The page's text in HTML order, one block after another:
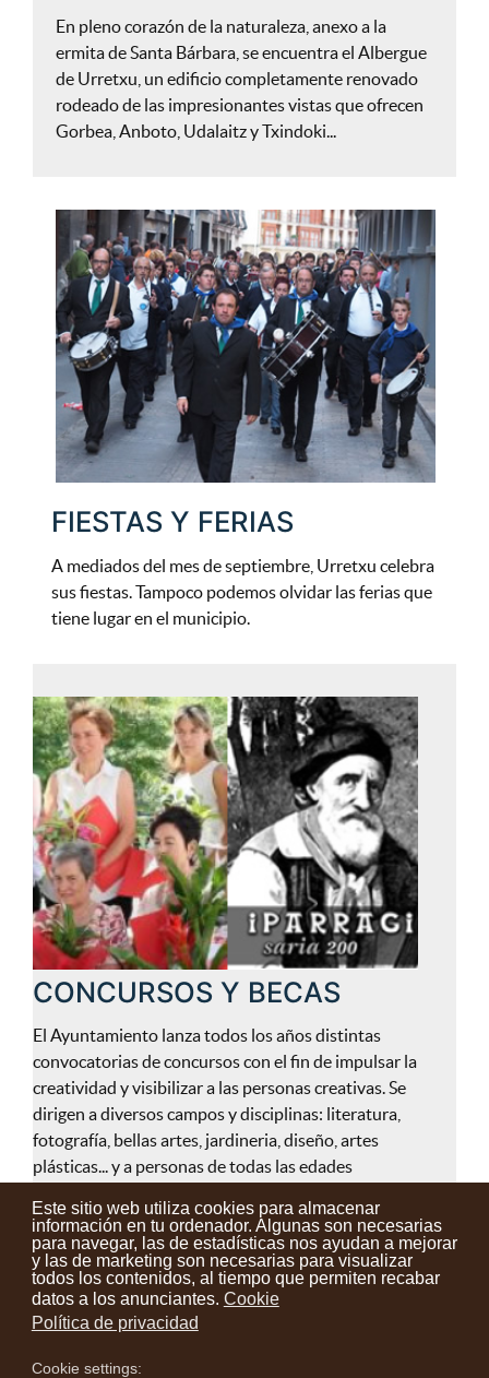
Este sitio web utiliza cookies para almacenar
información en tu ordenador. Algunas son necesarias
para navegar, las de estadísticas nos ayudan a mejorar
y las de marketing son necesarias para visualizar
todos los contenidos, al tiempo que permiten recabar
datos a los anunciantes. Cookie
Política de privacidad
Cookie settings:
En pleno corazón de la naturaleza, anexo a la
ermita de Santa Bárbara, se encuentra el Albergue
de Urretxu, un edificio completamente renovado
rodeado de las impresionantes vistas que ofrecen
Gorbea, Anboto, Udalaitz y Txindoki...
FIESTAS Y FERIAS
A mediados del mes de septiembre, Urretxu celebra
sus fiestas. Tampoco podemos olvidar las ferias que
tiene lugar en el municipio.
CONCURSOS Y BECAS
El Ayuntamiento lanza todos los años distintas
convocatorias de concursos con el fin de impulsar la
creatividad y visibilizar a las personas creativas. Se
dirigen a diversos campos y disciplinas: literatura,
fotografía, bellas artes, jardineria, diseño, artes
plásticas... y a personas de todas las edades
Contactos Condiciones de uso Aviso legal
Noticias
Tu opinión cuenta